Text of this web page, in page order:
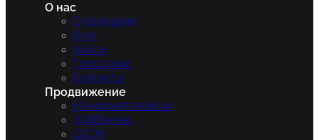
О нас
О компании
Блог
Кейсы
Глоссарий
Контакты
Продвижение
На маркетплейсах
WildBerries
OZON